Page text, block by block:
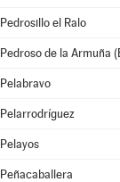
Pedrosillo el Ralo
Pedroso de la Armuña
Pelabravo
Pelarrodríguez
Pelayos
Peñacaballera